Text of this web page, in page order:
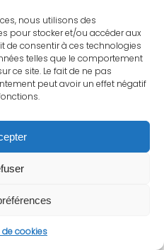
nous utilisons des
pour stocker et/ou accéder aux
de consentir à ces technologies
telles que le comportement
ce site. Le fait de ne pas
peut avoir un effet négatif
de cookies